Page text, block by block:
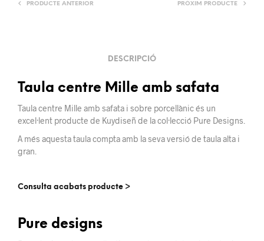
PRODUCTE ANTERIOR PRÒXIM PRODUCTE
DESCRIPCIÓ
Taula centre Mille amb safata
Taula centre Mille amb safata i sobre porcellànic és un
excel·lent producte de Kuydiseñ de la col·lecció Pure Designs.
A més aquesta taula compta amb la seva versió de taula alta i
gran.
Consulta acabats producte >
Pure designs